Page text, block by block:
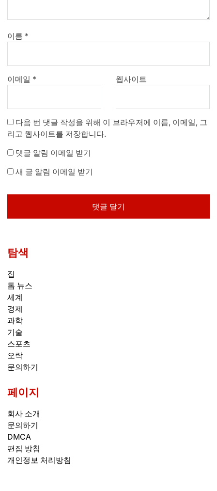
이름 *
이메일 * 웹사이트
다음 번 댓글 작성을 위해 이 브라우저에 이름, 이메일, 그
리고 웹사이트를 저장합니다.
댓글 알림 이메일 받기
새 글 알림 이메일 받기
탐색
집
톱 뉴스
세계
경제
과학
기술
스포츠
오락
문의하기
페이지
회사 소개
문의하기
DMCA
편집 방침
개인정보 처리방침